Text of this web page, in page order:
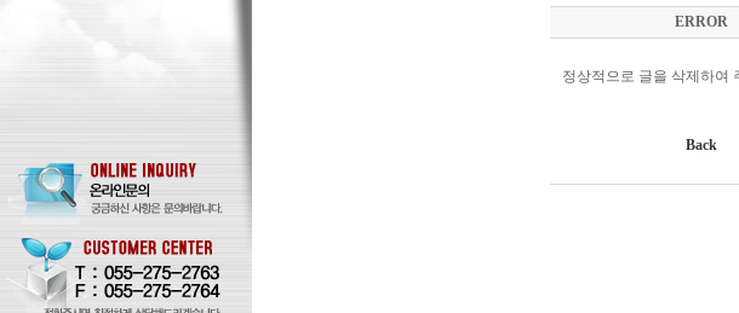
ERROR
정상적으로 글을 삭제하여
Back